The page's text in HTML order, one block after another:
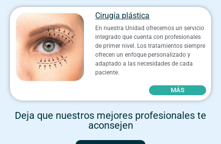
Cirugía plástica
En nuestra Unidad ofrecemos un servicio
integrado que cuenta con profesionales
de primer nivel. Los tratamientos siempre
ofrecen un enfoque personalizado y
adaptado a las necesidades de cada
paciente.
MÁS
Deja que nuestros mejores profesionales te
aconsejen